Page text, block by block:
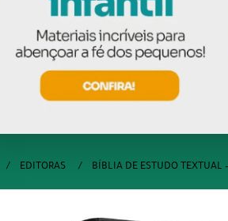
EDITORAS BÍBLIA DE ESTUDO TEXTUAL